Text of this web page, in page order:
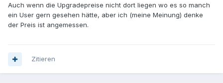
Auch wenn die Upgradepreise nicht dort liegen wo es so manch
ein User gern gesehen hätte, aber ich (meine Meinung) denke
der Preis ist angemessen.
Zitieren